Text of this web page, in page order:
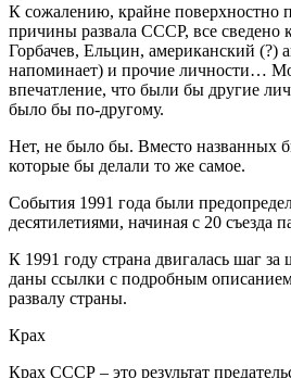
К сожалению, крайне поверхностно
причины развала СССР, все сведено
Горбачев, Ельцин, американский (?)
напоминает) и прочие личности…
впечатление, что были бы другие
было бы по-другому.
Нет, не было бы. Вместо названных
которые бы делали то же самое.
События 1991 года были
десятилетиями, начиная с 20 съезда
К 1991 году страна двигалась шаг
даны ссылки с подробным
развалу страны.
Крах
Крах СССР – это результат